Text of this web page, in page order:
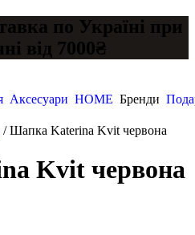
по Україні при
від 7000₴
Аксесуари HOME Бренди
/Шапка Katerina Kvit червона
Kvit червона